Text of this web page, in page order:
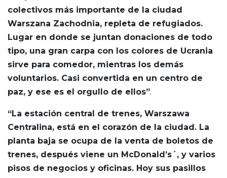
colectivos más importante de la ciudad
Warszana Zachodnia, repleta de refugiados.
Lugar en donde se juntan donaciones de todo
tipo, una gran carpa con los colores de Ucrania
sirve para comedor, mientras los demás
voluntarios. Casi convertida en un centro de
paz, y ese es el orgullo de ellos”.
“La estación central de trenes, Warszawa
Centralina, está en el corazón de la ciudad. La
planta baja se ocupa de la venta de boletos de
trenes, después viene un McDonald’s´, y varios
pisos de negocios y oficinas. Hoy sus pasillos